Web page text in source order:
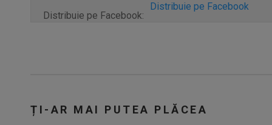
Distribuie pe Facebook:
Distribuie pe Facebook
ȚI-AR MAI PUTEA PLĂCEA